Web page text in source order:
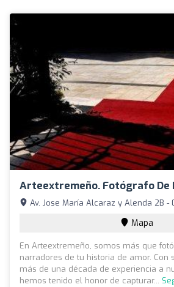
Arteextremeño. Fotógrafo De
Av. Jose María Alcaraz y Alenda 2B -
Mapa
En Arteextremeño, somos más que
narradores de tu historia de amor. Con
más de una década de experiencia a
hemos tenido el honor de capturar...